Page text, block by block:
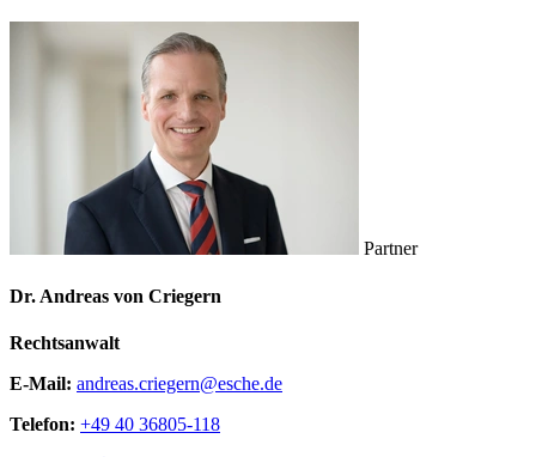
Partner
Dr. Andreas von Criegern
Rechtsanwalt
E-Mail: andreas.criegern@esche.de
Telefon: +49 40 36805-118